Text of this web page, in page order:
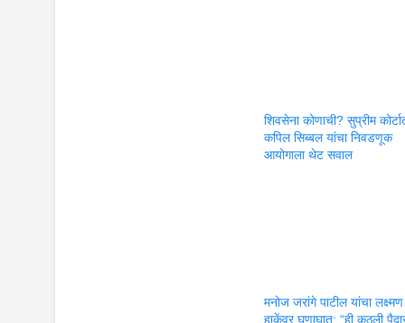
शिवसेना कोणाची? सुप्रीम
कपिल सिब्बल यांचा निवडणूक
आयोगाला थेट सवाल
मनोज जरांगे पाटील यांचा लक्ष्मण
हाकेंवर घणाघात; “ही कुठली